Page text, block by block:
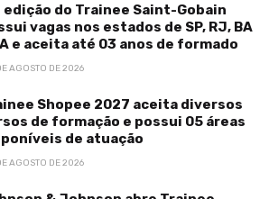
edição do Trainee Saint-Gobain
vagas nos estados de SP, RJ, BA
e aceita até 03 anos de formado
AGOSTO DE 2026
Shopee 2027 aceita diversos
de formação e possui 05 áreas
de atuação
AGOSTO DE 2026